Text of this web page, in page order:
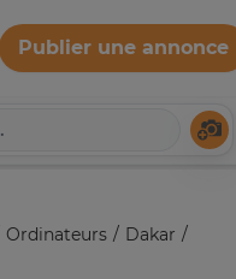
Publier une annonce
Ordinateurs Dakar